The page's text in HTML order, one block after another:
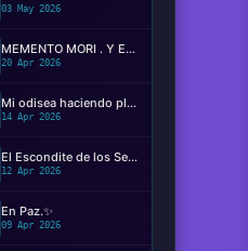
03 May 2026
MEMENTO MORI . Y EL MIEDO DE MORIR?
20 Apr 2026
Mi odisea haciendo plugins
14 Apr 2026
El Escondite de los Sentimientos
12 Apr 2026
En Paz.✨️
09 Apr 2026